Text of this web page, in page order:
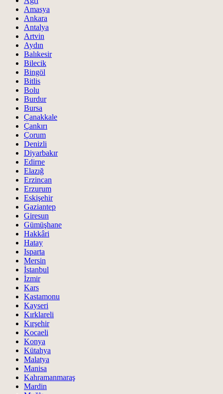
Amasya
Ankara
Antalya
Artvin
Aydın
Balıkesir
Bilecik
Bingöl
Bitlis
Bolu
Burdur
Bursa
Çanakkale
Çankırı
Çorum
Denizli
Diyarbakır
Edirne
Elazığ
Erzincan
Erzurum
Eskişehir
Gaziantep
Giresun
Gümüşhane
Hakkâri
Hatay
Isparta
Mersin
İstanbul
İzmir
Kars
Kastamonu
Kayseri
Kırklareli
Kırşehir
Kocaeli
Konya
Kütahya
Malatya
Manisa
Kahramanmaraş
Mardin